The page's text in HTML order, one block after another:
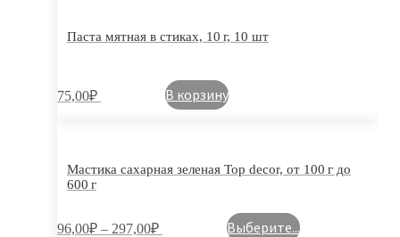
Паста мятная в стиках, 10 г, 10 шт
75,00₽ В корзину
Мастика сахарная зеленая Top decor, от 100 г до
600 г
96,00₽ – 297,00₽ Выберите...